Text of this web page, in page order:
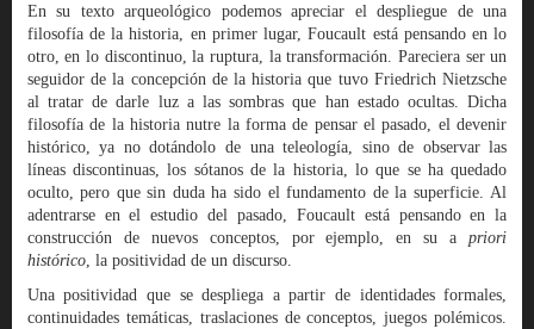
En su texto arqueológico podemos apreciar el despliegue de una
filosofía de la historia, en primer lugar, Foucault está pensando en lo
otro, en lo discontinuo, la ruptura, la transformación. Pareciera ser un
seguidor de la concepción de la historia que tuvo Friedrich Nietzsche
al tratar de darle luz a las sombras que han estado ocultas. Dicha
filosofía de la historia nutre la forma de pensar el pasado, el devenir
histórico, ya no dotándolo de una teleología, sino de observar las
líneas discontinuas, los sótanos de la historia, lo que se ha quedado
oculto, pero que sin duda ha sido el fundamento de la superficie. Al
adentrarse en el estudio del pasado, Foucault está pensando en la
construcción de nuevos conceptos, por ejemplo, en su apriori
histórico, la positividad de un discurso.
Una positividad que se despliega a partir de identidades formales,
continuidades temáticas, traslaciones de conceptos, juegos polémicos.